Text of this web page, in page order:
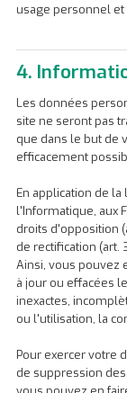
usage personnel
4.
Les données
site ne seront pas
que dans le but de
efficacement
En application de la
l'Informatique, aux
droits d'opposition
de rectification (art.
Ainsi, vous pouvez
à jour ou effacées
inexactes,
ou l'utilisation, la
Pour exercer votre
de suppression